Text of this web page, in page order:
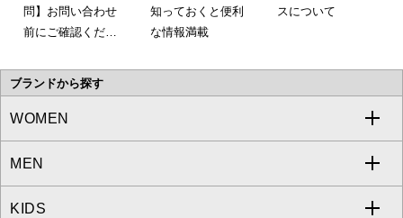
問】お問い合わせ
前にご確認くださ
知っておくと便利
な情報満載
スについて
ブランドから探す
WOMEN
a.v.v
MICHEL KLEIN
MEN
a.v.v
KIDS